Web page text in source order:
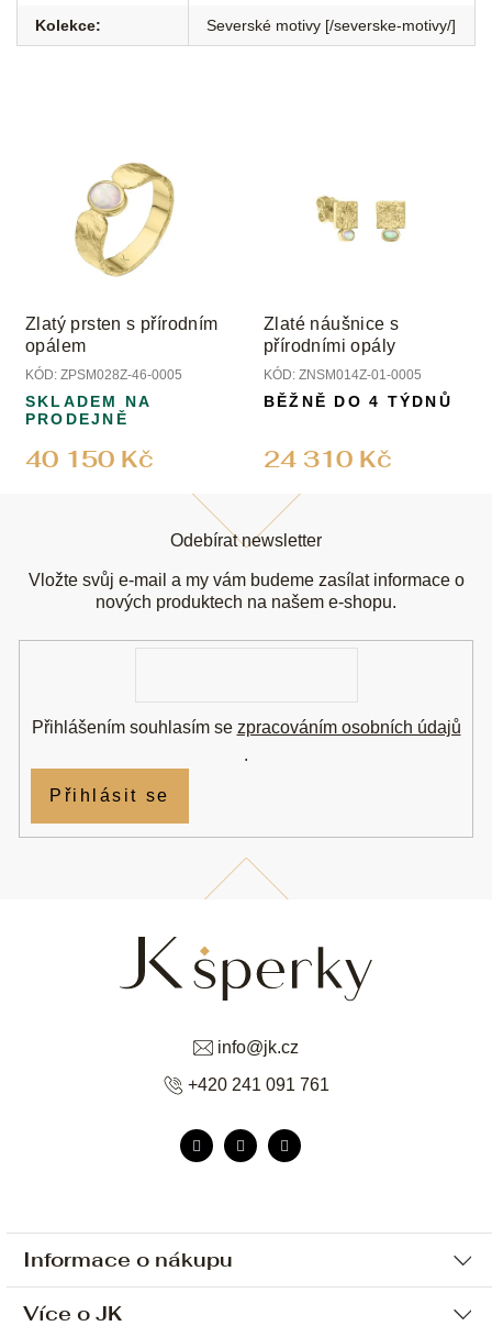
Kolekce: Severské motivy [/severske-motivy/]
Zlatý prsten s přírodním
opálem
KÓD: ZPSM028Z-46-0005
40 150 Kč
SKLADEM NA
PRODEJNĚ
Zlaté náušnice s
přírodními opály
KÓD: ZNSM014Z-01-0005
24 310 Kč
BĚŽNĚ DO 4 TÝDNŮ
Informace o nákupu
Ochrana osobních údajů
Více o JK
info@jk.cz
+420 241 091 761
Odebírat newsletter
Vložte svůj e-mail a my vám budeme zasílat informace o
nových produktech na našem e-shopu.
Přihlášením souhlasím se zpracováním osobních údajů
.
Přihlásit se